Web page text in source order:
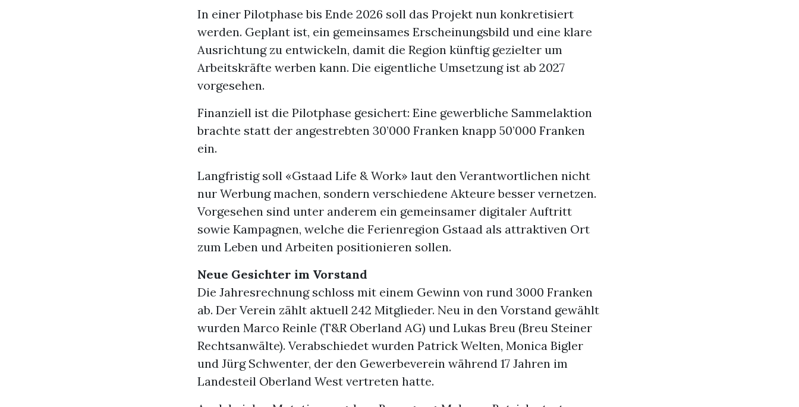
In einer Pilotphase bis Ende 2026 soll das Projekt nun konkretisiert
werden. Geplant ist, ein gemeinsames Erscheinungsbild und eine klare
Ausrichtung zu entwickeln, damit die Region künftig gezielter um
Arbeitskräfte werben kann. Die eigentliche Umsetzung ist ab 2027
vorgesehen.
Finanziell ist die Pilotphase gesichert: Eine gewerbliche Sammelaktion
brachte statt der angestrebten 30’000 Franken knapp 50’000 Franken
ein.
Langfristig soll «Gstaad Life & Work» laut den Verantwortlichen nicht
nur Werbung machen, sondern verschiedene Akteure besser vernetzen.
Vorgesehen sind unter anderem ein gemeinsamer digitaler Auftritt
sowie Kampagnen, welche die Ferienregion Gstaad als attraktiven Ort
zum Leben und Arbeiten positionieren sollen.
Neue Gesichter im Vorstand
Die Jahresrechnung schloss mit einem Gewinn von rund 3000 Franken
ab. Der Verein zählt aktuell 242 Mitglieder. Neu in den Vorstand gewählt
wurden Marco Reinle (T&R Oberland AG) und Lukas Breu (Breu Steiner
Rechtsanwälte). Verabschiedet wurden Patrick Welten, Monica Bigler
und Jürg Schwenter, der den Gewerbeverein während 17 Jahren im
Landesteil Oberland West vertreten hatte.